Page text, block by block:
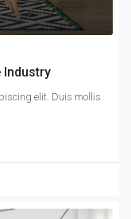
Industry
elit. Duis mollis